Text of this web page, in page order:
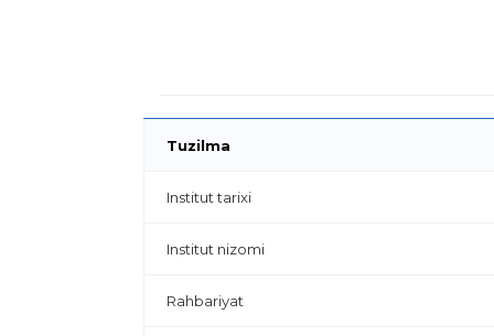
Tuzilma
Institut tarixi
Institut nizomi
Rahbariyat